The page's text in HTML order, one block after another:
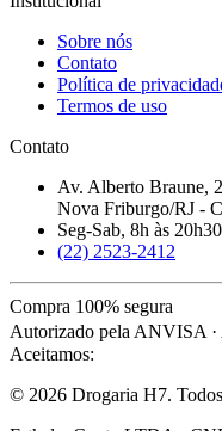
Sobre nós
Contato
Política de
Termos de uso
Contato
Av. Alberto Braune,
Nova Friburgo/RJ -
Seg-Sab, 8h às 20h30
(22) 2523-2412
Compra 100% segura
Autorizado pela ANVISA
Aceitamos:
© 2026 Drogaria H7.